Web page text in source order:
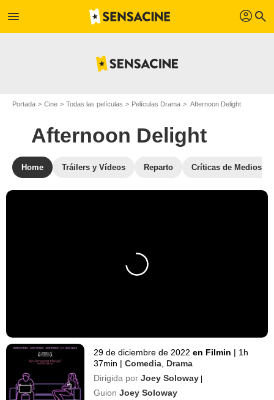
menu profil search
Portada Cine Todas las películas Películas Drama Afternoon Delight
Afternoon Delight
Home Tráilers y Vídeos Reparto Críticas de Medios
29 de diciembre de 2022 en Filmin | 1h
37min | Comedia Drama
Dirigida por Joey Soloway |
Guion Joey Soloway